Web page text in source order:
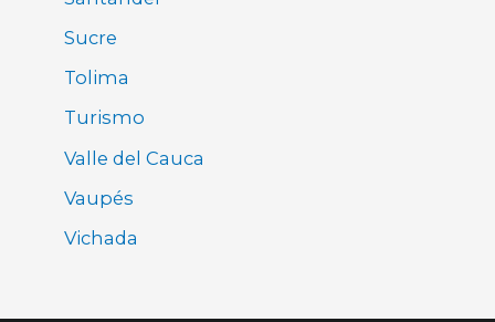
Sucre
Tolima
Turismo
Valle del Cauca
Vaupés
Vichada